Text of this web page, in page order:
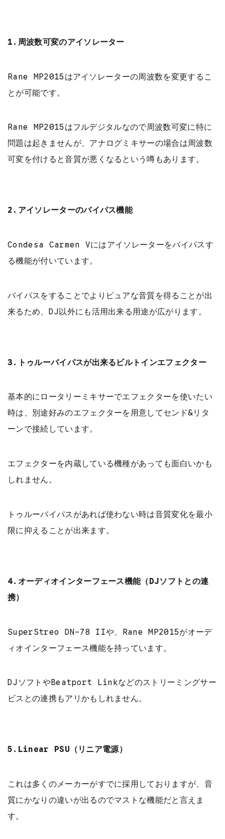
1.周波数可変のアイソレーター
Rane MP2015はアイソレーターの周波数を変更するこ
とが可能です。
Rane MP2015はフルデジタルなので周波数可変に特に
問題は起きませんが、アナログミキサーの場合は周波数
可変を付けると音質が悪くなるという噂もあります。
2.アイソレーターのバイパス機能
Condesa Carmen Vにはアイソレーターをバイパスす
る機能が付いています。
バイパスをすることでよりピュアな音質を得ることが出
来るため、DJ以外にも活用出来る用途が広がります。
3.トゥルーバイパスが出来るビルトインエフェクター
基本的にロータリーミキサーでエフェクターを使いたい
時は、別途好みのエフェクターを用意してセンド&リタ
ーンで接続しています。
エフェクターを内蔵している機種があっても面白いかも
しれません。
トゥルーバイパスがあれば使わない時は音質変化を最小
限に抑えることが出来ます。
4.オーディオインターフェース機能（DJソフトとの連
携）
SuperStreo DN-78 IIや、Rane MP2015がオーデ
ィオインターフェース機能を持っています。
DJソフトやBeatport Linkなどのストリーミングサー
ビスとの連携もアリかもしれません。
5.Linear PSU（リニア電源）
これは多くのメーカーがすでに採用しておりますが、音
質にかなりの違いが出るのでマストな機能だと言えま
す。